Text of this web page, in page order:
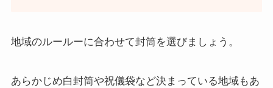
地域のルールーに合わせて封筒を選びましょう。
あらかじめ白封筒や祝儀袋など決まっている地域もあ